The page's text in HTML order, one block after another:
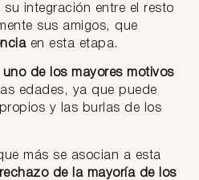
integración entre el resto
sus amigos, que
en esta etapa.
de los mayores motivos
edades, ya que puede
y las burlas de los
más se asocian a esta
rechazo de la mayoría de los